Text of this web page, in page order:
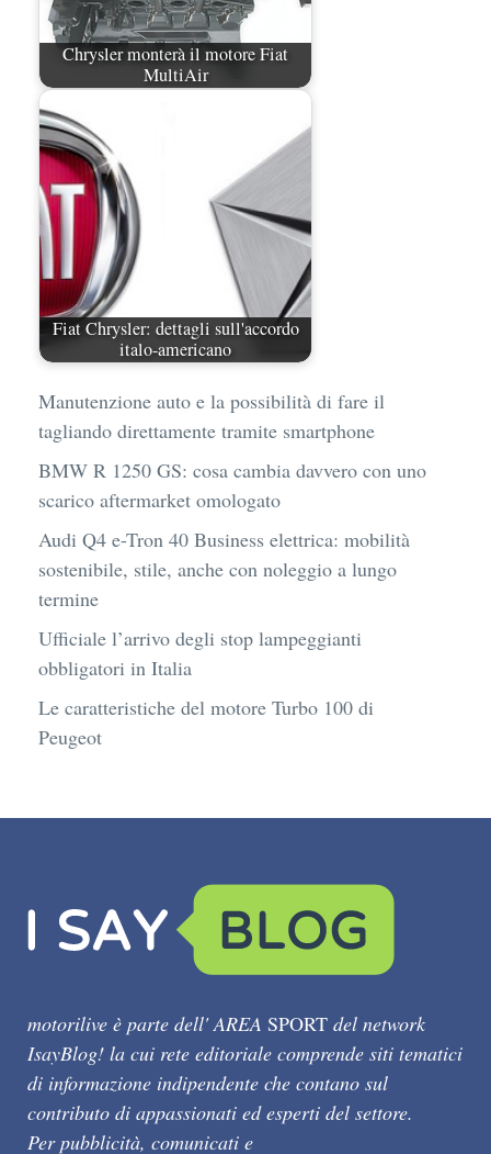
Chrysler monterà il motore Fiat
MultiAir
Fiat Chrysler: dettagli sull'accordo
italo-americano
Manutenzione auto e la possibilità di fare il
tagliando direttamente tramite smartphone
BMW R 1250 GS: cosa cambia davvero con uno
scarico aftermarket omologato
Audi Q4 e-Tron 40 Business elettrica: mobilità
sostenibile, stile, anche con noleggio a lungo
termine
Ufficiale l’arrivo degli stop lampeggianti
obbligatori in Italia
Le caratteristiche del motore Turbo 100 di
Peugeot
motorilive è parte dell' AREA SPORT del network
IsayBlog! la cui rete editoriale comprende siti tematici
di informazione indipendente che contano sul
contributo di appassionati ed esperti del settore.
Per pubblicità, comunicati e